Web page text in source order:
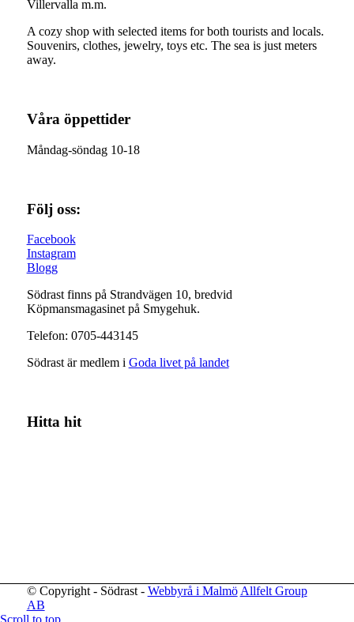
Villervalla m.m.
A cozy shop with selected items for both tourists and locals.
Souvenirs, clothes, jewelry, toys etc. The sea is just meters
away.
Våra öppettider
Måndag-söndag 10-18
Följ oss:
Facebook
Instagram
Blogg
Södrast finns på Strandvägen 10, bredvid
Köpmansmagasinet på Smygehuk.
Telefon: 0705-443145
Södrast är medlem i Goda livet på landet
Hitta hit
© Copyright - Södrast - Webbyrå i Malmö Allfelt Group
AB
Scroll to top